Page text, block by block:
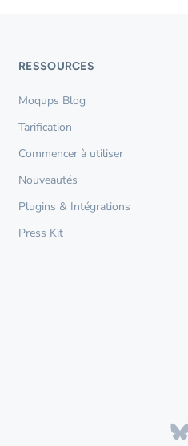
RESSOURCES
Moqups Blog
Tarification
Commencer à utiliser
Nouveautés
Plugins & Intégrations
Press Kit